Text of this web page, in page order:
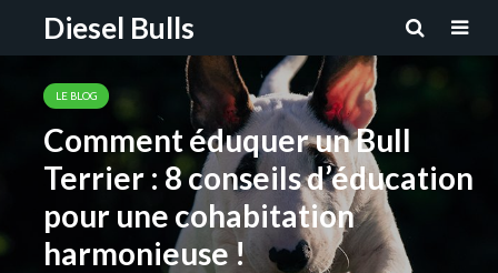
Diesel Bulls
LE BLOG
Comment éduquer un Bull
Terrier : 8 conseils d’éducation
pour une cohabitation
harmonieuse !